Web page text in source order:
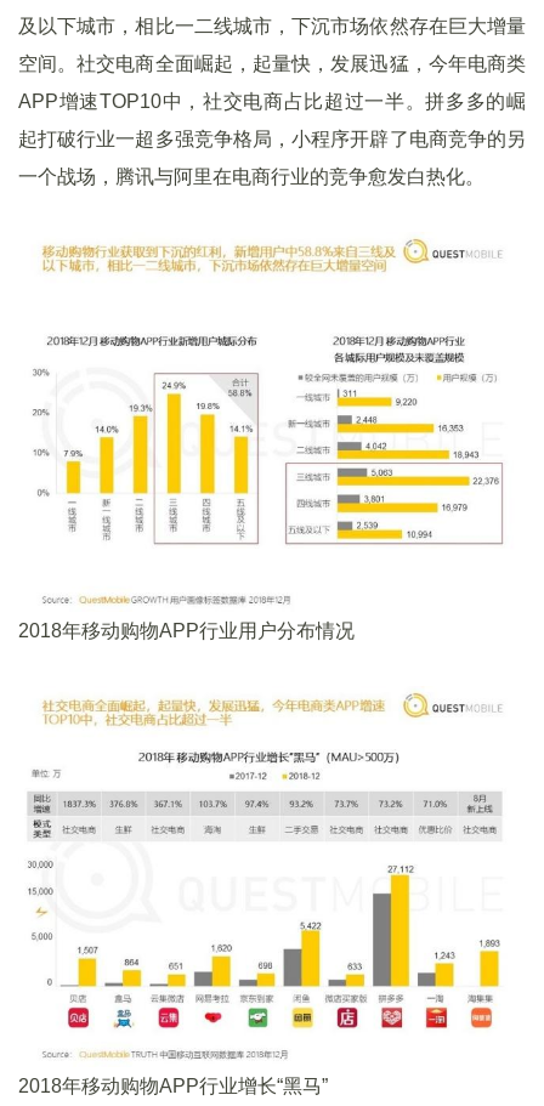
及以下城市，相比一二线城市，下沉市场依然存在巨大增量
空间。社交电商全面崛起，起量快，发展迅猛，今年电商类
APP增速TOP10中，社交电商占比超过一半。拼多多的崛
起打破行业一超多强竞争格局，小程序开辟了电商竞争的另
一个战场，腾讯与阿里在电商行业的竞争愈发白热化。
2018年移动购物APP行业用户分布情况
2018年移动购物APP行业增长“黑马”